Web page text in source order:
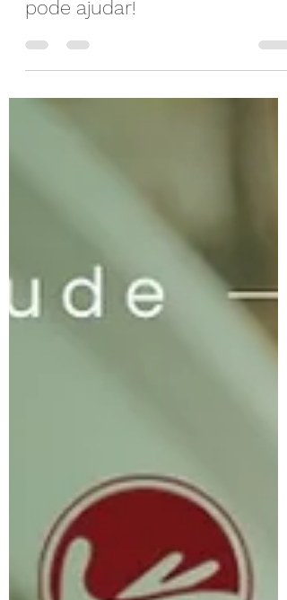
Dores nas costas no
trabalho? A ginástica laboral
pode ajudar!